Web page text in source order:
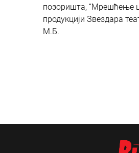
позоришта, “Мрешћење
продукцији Звездара
М.Б.